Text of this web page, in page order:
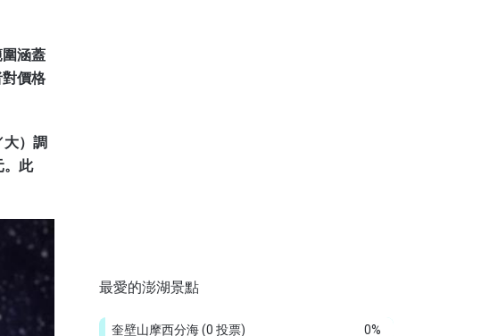
涵蓋
價格
）調
。此
最愛的澎湖景點
0%
奎壁山摩西分海(0 投票)